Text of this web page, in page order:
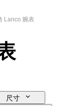
Lanco 腕表
尺寸